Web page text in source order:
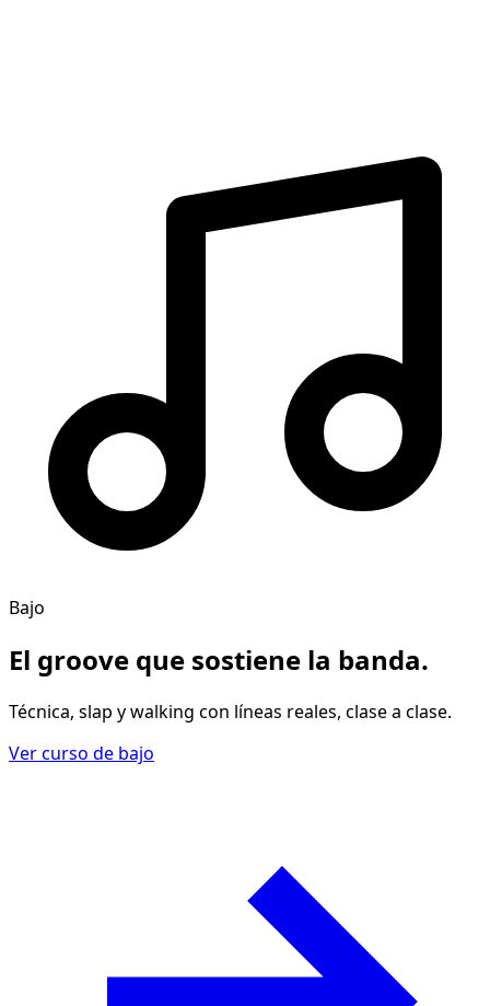
Bajo
El groove que sostiene la banda.
Técnica, slap y walking con líneas reales, clase a clase.
Ver curso de bajo